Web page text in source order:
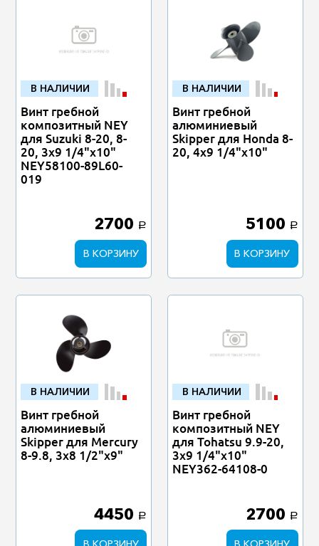
В НАЛИЧИИ
Винт гребной
композитный NEY
для Suzuki 8-20, 8-
20, 3x9 1/4"x10"
NEY58100-89L60-
019
2700 a
В КОРЗИНУ
В НАЛИЧИИ
Винт гребной
алюминиевый
Skipper для Honda 8-
20, 4x9 1/4"x10"
5100 a
В КОРЗИНУ
В НАЛИЧИИ
Винт гребной
алюминиевый
Skipper для Mercury
8-9.8, 3x8 1/2"x9"
4450 a
В НАЛИЧИИ
Винт гребной
композитный NEY
для Tohatsu 9.9-20,
3x9 1/4"x10"
NEY362-64108-0
2700 a